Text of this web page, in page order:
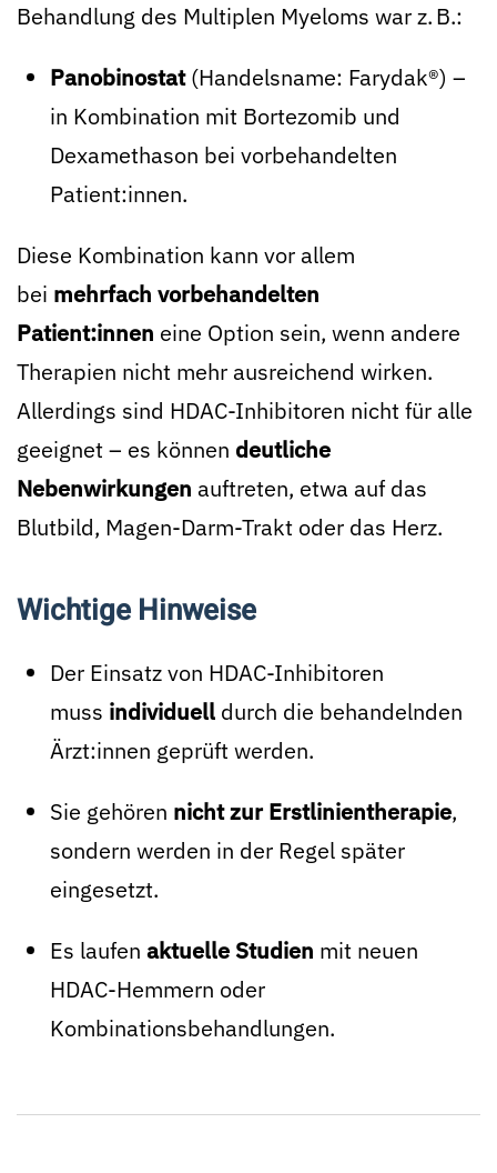
Behandlung des Multiplen Myeloms war z. B.:
Panobinostat(Handelsname: Farydak®) –
in Kombination mit Bortezomib und
Dexamethason bei vorbehandelten
Patient:innen.
Diese Kombination kann vor allem
bei mehrfach vorbehandelten
Patient:innen eine Option sein, wenn andere
Therapien nicht mehr ausreichend wirken.
Allerdings sind HDAC-Inhibitoren nicht für alle
geeignet – es können deutliche
Nebenwirkungen auftreten, etwa auf das
Blutbild, Magen-Darm-Trakt oder das Herz.
Wichtige Hinweise
Der Einsatz von HDAC-Inhibitoren
muss individuell durch die behandelnden
Ärzt:innen geprüft werden.
Sie gehören nicht zur Erstlinientherapie,
sondern werden in der Regel später
eingesetzt.
Es laufen aktuelle Studien mit neuen
HDAC-Hemmern oder
Kombinationsbehandlungen.